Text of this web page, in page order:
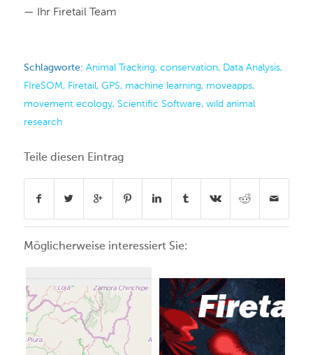
— Ihr Firetail Team
Schlagworte: Animal Tracking, conservation, Data Analysis,
FIreSOM, Firetail, GPS, machine learning, moveapps,
movement ecology, Scientific Software, wild animal
research
Teile diesen Eintrag
Möglicherweise interessiert Sie: